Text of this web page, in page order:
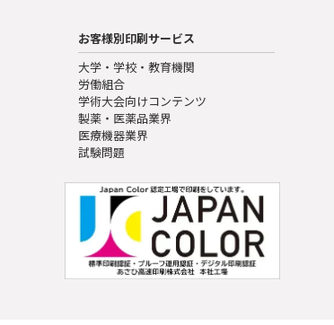
お客様別印刷サービス
大学・学校・教育機関
労働組合
学術大会向けコンテンツ
製薬・医薬品業界
医療機器業界
試験問題